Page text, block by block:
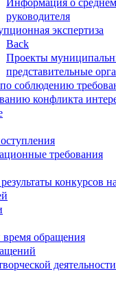
Информация о
руководителя
экспертиза
Back
Проекты
представительные
соблюдению
конфликта
требования
конкурсов
обращения
деятельности